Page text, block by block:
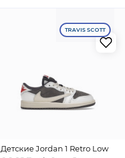
TRAVIS SCOTT
Детские Jordan 1 Retro Low